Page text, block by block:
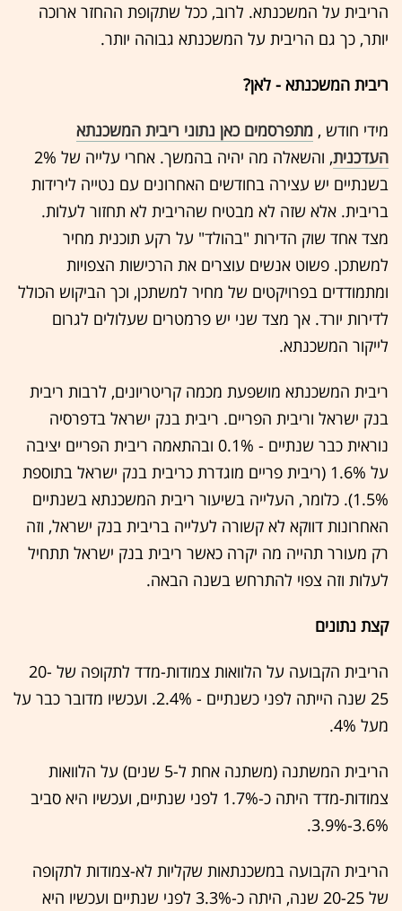
הריבית על המשכנתא. לרוב, ככל שתקופת ההחזר ארוכה
יותר, כך גם הריבית על המשכנתא גבוהה יותר.
ריבית המשכנתא - לאן?
מידי חודש , מתפרסמים כאן נתוני ריבית המשכנתא
העדכנית
, והשאלה מה יהיה בהמשך. אחרי עלייה של 2%
בשנתיים יש עצירה בחודשים האחרונים עם נטייה לירידות
בריבית. אלא שזה לא מבטיח שהריבית לא תחזור לעלות.
מצד אחד שוק הדירות "בהולד" על רקע תוכנית מחיר
למשתכן. פשוט אנשים עוצרים את הרכישות הצפויות
ומתמודדים בפרויקטים של מחיר למשתכן, וכך הביקוש הכולל
לדירות יורד. אך מצד שני יש פרמטרים שעלולים לגרום
לייקור המשכנתא.
ריבית המשכנתא מושפעת מכמה קריטריונים, לרבות ריבית
בנק ישראל וריבית הפריים. ריבית בנק ישראל בדפרסיה
נוראית כבר שנתיים - 0.1% ובהתאמה ריבית הפריים יציבה
על 1.6% (ריבית פריים מוגדרת כריבית בנק ישראל בתוספת
1.5%). כלומר, העלייה בשיעור ריבית המשכנתא בשנתיים
האחרונות דווקא לא קשורה לעלייה בריבית בנק ישראל, וזה
רק מעורר תהייה מה יקרה כאשר ריבית בנק ישראל תתחיל
לעלות וזה צפוי להתרחש בשנה הבאה.
קצת נתונים
הריבית הקבועה על הלוואות צמודות-מדד לתקופה של 20-
25 שנה הייתה לפני כשנתיים - 2.4%. ועכשיו מדובר כבר על
מעל 4%.
הריבית המשתנה (משתנה אחת ל-5 שנים) על הלוואות
צמודות-מדד היתה כ-1.7% לפני שנתיים, ועכשיו היא סביב
3.6%-3.9%.
הריבית הקבועה במשכנתאות שקליות לא-צמודות לתקופה
של 20-25 שנה, היתה כ-3.3% לפני שנתיים ועכשיו היא